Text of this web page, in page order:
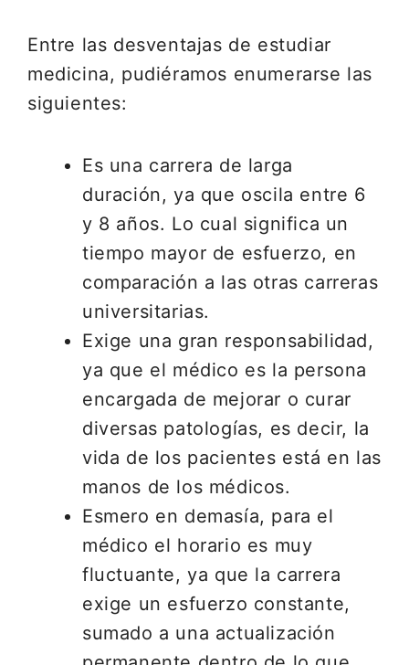
Entre las desventajas de estudiar
medicina, pudiéramos enumerarse las
siguientes:
Es una carrera de larga
duración, ya que oscila entre 6
y 8 años. Lo cual significa un
tiempo mayor de esfuerzo, en
comparación a las otras carreras
universitarias.
Exige una gran responsabilidad,
ya que el médico es la persona
encargada de mejorar o curar
diversas patologías, es decir, la
vida de los pacientes está en las
manos de los médicos.
Esmero en demasía, para el
médico el horario es muy
fluctuante, ya que la carrera
exige un esfuerzo constante,
sumado a una actualización